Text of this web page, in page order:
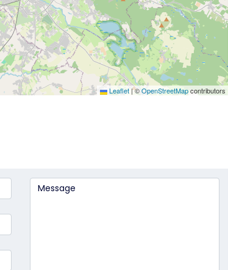
Leaflet |©OpenStreetMapcontributors